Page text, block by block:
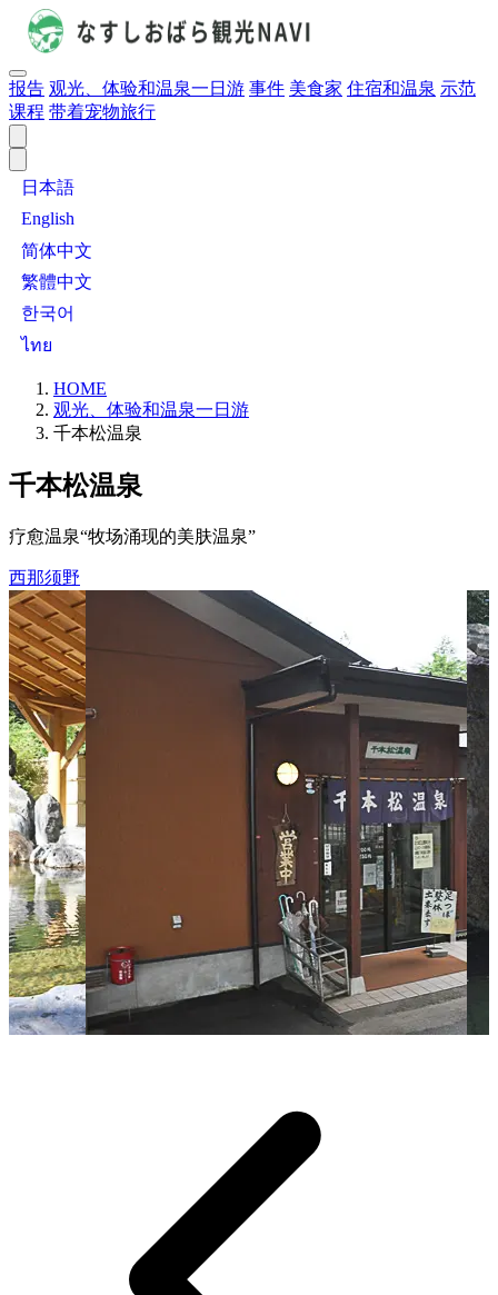
报告 观光、体验和温泉一日游 事件 美食家 住宿和温泉 示范
课程 带着宠物旅行
日本語
English
简体中文
繁體中文
한국어
ไทย
HOME
观光、体验和温泉一日游
千本松温泉
千本松温泉
疗愈温泉“牧场涌现的美肤温泉”
西那须野